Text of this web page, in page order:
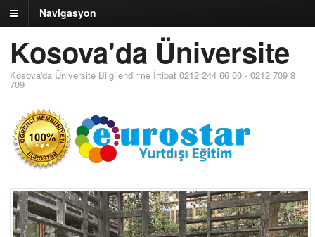
Navigasyon
Kosova'da Üniversite
Kosova'da Üniversite Bilgilendirme İrtibat 0212 244 66 00 - 0212 709 8
709